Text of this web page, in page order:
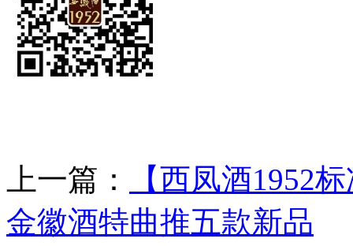
上一篇：
【西凤酒1952
金徽酒特曲推五款新品